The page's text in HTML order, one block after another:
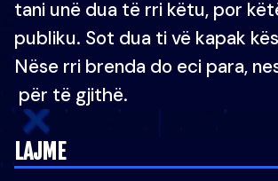
tani unë dua të rri këtu, por
publiku. Sot dua ti vë kapak
Nëse rri brenda do eci para,
për të gjithë.
LAJME